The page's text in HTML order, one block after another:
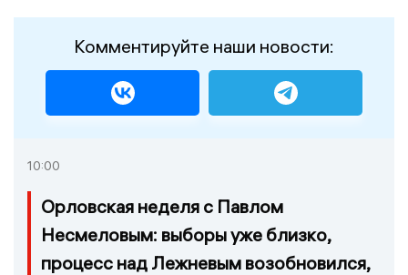
Комментируйте наши новости:
10:00
Орловская неделя с Павлом
Несмеловым: выборы уже близко,
процесс над Лежневым возобновился,